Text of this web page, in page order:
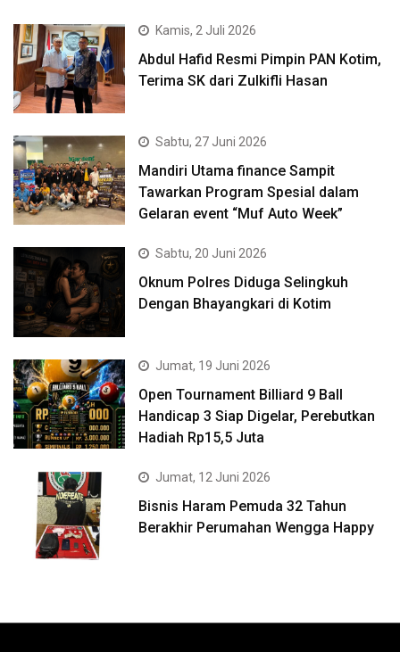
Kamis, 2 Juli 2026
Abdul Hafid Resmi Pimpin PAN Kotim,
Terima SK dari Zulkifli Hasan
Sabtu, 27 Juni 2026
Mandiri Utama finance Sampit
Tawarkan Program Spesial dalam
Gelaran event “Muf Auto Week”
Sabtu, 20 Juni 2026
Oknum Polres Diduga Selingkuh
Dengan Bhayangkari di Kotim
Jumat, 19 Juni 2026
Open Tournament Billiard 9 Ball
Handicap 3 Siap Digelar, Perebutkan
Hadiah Rp15,5 Juta
Jumat, 12 Juni 2026
Bisnis Haram Pemuda 32 Tahun
Berakhir Perumahan Wengga Happy